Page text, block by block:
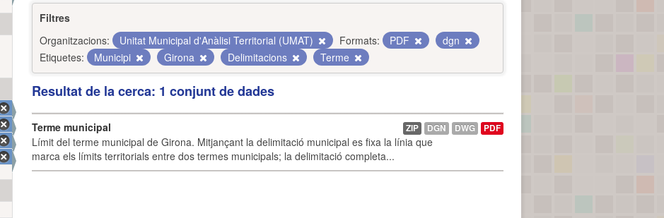
Filtres
Organitzacions:
Unitat Municipal d'Anàlisi Territorial (UMAT) Formats: PDF
dgn
Etiquetes:
Municipi Girona Delimitacions Terme
Resultat de la cerca: 1 conjunt de dades
Terme municipal
Límit del terme municipal de Girona. Mitjançant la delimitació municipal es fixa la línia que
marca els límits territorials entre dos termes municipals; la delimitació completa...
ZIP DGN DWG PDF